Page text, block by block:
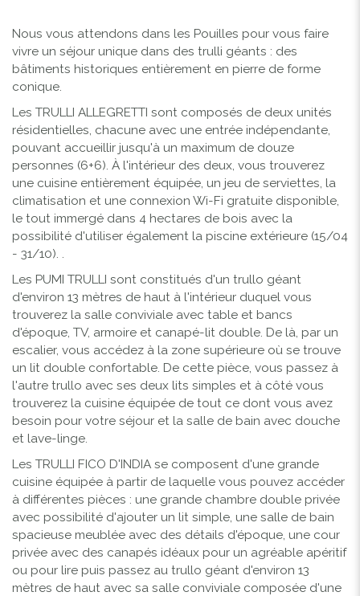
Nous vous attendons dans les Pouilles pour vous faire
vivre un séjour unique dans des trulli géants : des
bâtiments historiques entièrement en pierre de forme
conique.
Les TRULLI ALLEGRETTI sont composés de deux unités
résidentielles, chacune avec une entrée indépendante,
pouvant accueillir jusqu'à un maximum de douze
personnes (6+6). À l'intérieur des deux, vous trouverez
une cuisine entièrement équipée, un jeu de serviettes, la
climatisation et une connexion Wi-Fi gratuite disponible,
le tout immergé dans 4 hectares de bois avec la
possibilité d'utiliser également la piscine extérieure (15/04
- 31/10). .
Les PUMI TRULLI sont constitués d'un trullo géant
d'environ 13 mètres de haut à l'intérieur duquel vous
trouverez la salle conviviale avec table et bancs
d'époque, TV, armoire et canapé-lit double. De là, par un
escalier, vous accédez à la zone supérieure où se trouve
un lit double confortable. De cette pièce, vous passez à
l'autre trullo avec ses deux lits simples et à côté vous
trouverez la cuisine équipée de tout ce dont vous avez
besoin pour votre séjour et la salle de bain avec douche
et lave-linge.
Les TRULLI FICO D'INDIA se composent d'une grande
cuisine équipée à partir de laquelle vous pouvez accéder
à différentes pièces : une grande chambre double privée
avec possibilité d'ajouter un lit simple, une salle de bain
spacieuse meublée avec des détails d'époque, une cour
privée avec des canapés idéaux pour un agréable apéritif
ou pour lire puis passez au trullo géant d'environ 13
mètres de haut avec sa salle conviviale composée d'une